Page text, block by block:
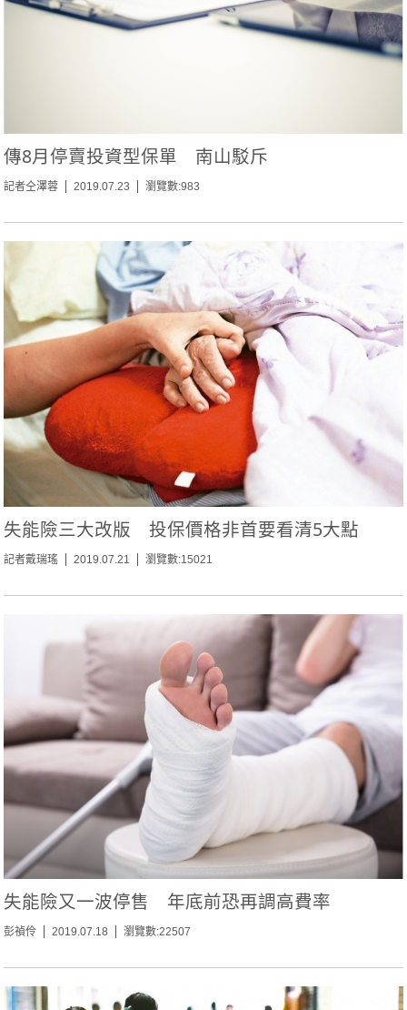
傳8月停賣投資型保單 南山駁斥
記者仝澤蓉 2019.07.23 瀏覽數:983
失能險三大改版 投保價格非首要看清5大點
記者戴瑞瑤 2019.07.21 瀏覽數:15021
失能險又一波停售 年底前恐再調高費率
彭禎伶 2019.07.18 瀏覽數:22507